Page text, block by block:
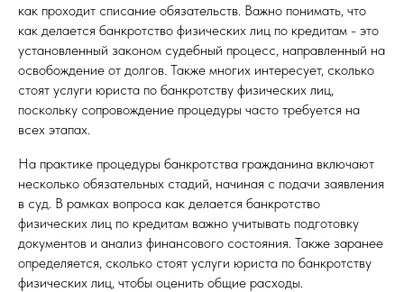
как проходит списание обязательств. Важно понимать, что
как делается банкротство физических лиц по кредитам - это
установленный законом судебный процесс, направленный на
освобождение от долгов. Также многих интересует, сколько
стоят услуги юриста по банкротству физических лиц,
поскольку сопровождение процедуры часто требуется на
всех этапах.
На практике процедуры банкротства гражданина включают
несколько обязательных стадий, начиная с подачи заявления
в суд. В рамках вопроса как делается банкротство
физических лиц по кредитам важно учитывать подготовку
документов и анализ финансового состояния. Также заранее
определяется, сколько стоят услуги юриста по банкротству
физических лиц, чтобы оценить общие расходы.